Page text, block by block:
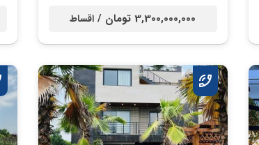
3,300,000,000 تومان / اقساط